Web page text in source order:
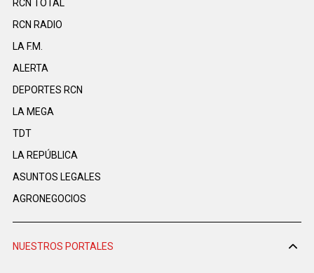
RCN TOTAL
RCN RADIO
LA F.M.
ALERTA
DEPORTES RCN
LA MEGA
TDT
LA REPÚBLICA
ASUNTOS LEGALES
AGRONEGOCIOS
NUESTROS PORTALES